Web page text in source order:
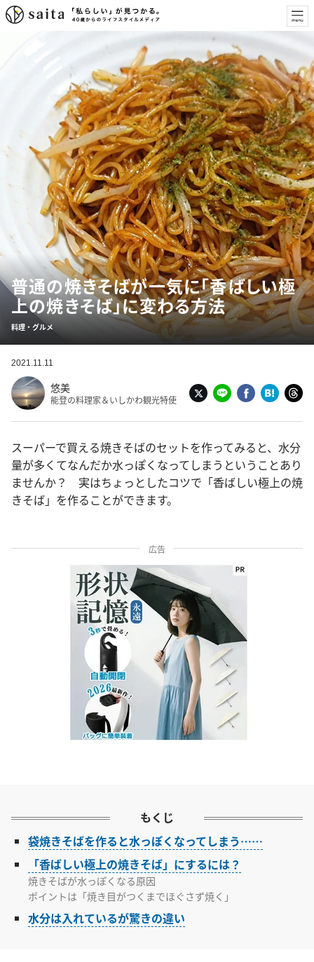
普通の焼きそばが一気に「香ばしい極
上の焼きそば」に変わる方法
料理・グルメ
2021.11.11
悠美
能登の料理家＆いしかわ観光特使
スーパーで買える焼きそばのセットを作ってみると、水分
量が多くてなんだか水っぽくなってしまうということあり
ませんか？ 実はちょっとしたコツで「香ばしい極上の焼
きそば」を作ることができます。
広告
もくじ
袋焼きそばを作ると水っぽくなってしまう……
「香ばしい極上の焼きそば」にするには？
焼きそばが水っぽくなる原因
ポイントは「焼き目がつくまでほぐさず焼く」
水分は入れているが驚きの違い